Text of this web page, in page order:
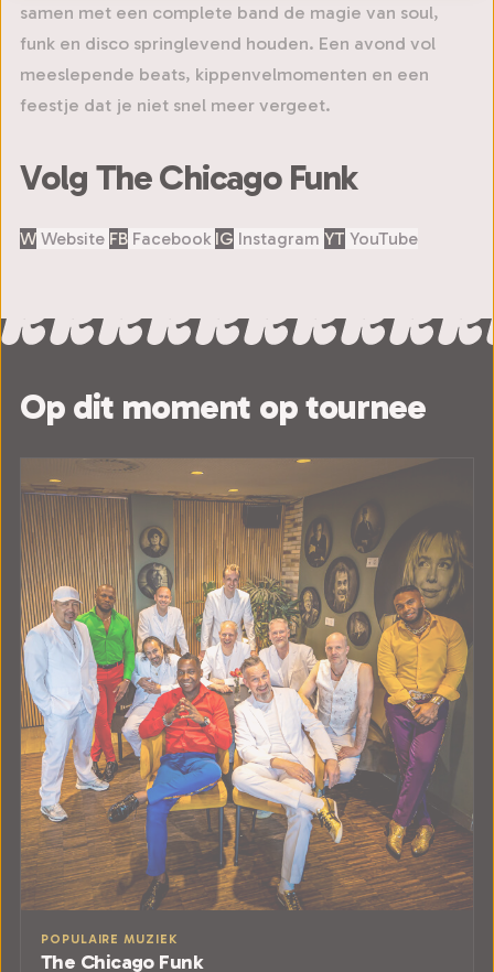
samen met een complete band de magie van soul,
funk en disco springlevend houden. Een avond vol
meeslepende beats, kippenvelmomenten en een
feestje dat je niet snel meer vergeet.
Volg The Chicago Funk
W Website FB Facebook IG Instagram YT YouTube
Op dit moment op tournee
POPULAIRE MUZIEK
The Chicago Funk